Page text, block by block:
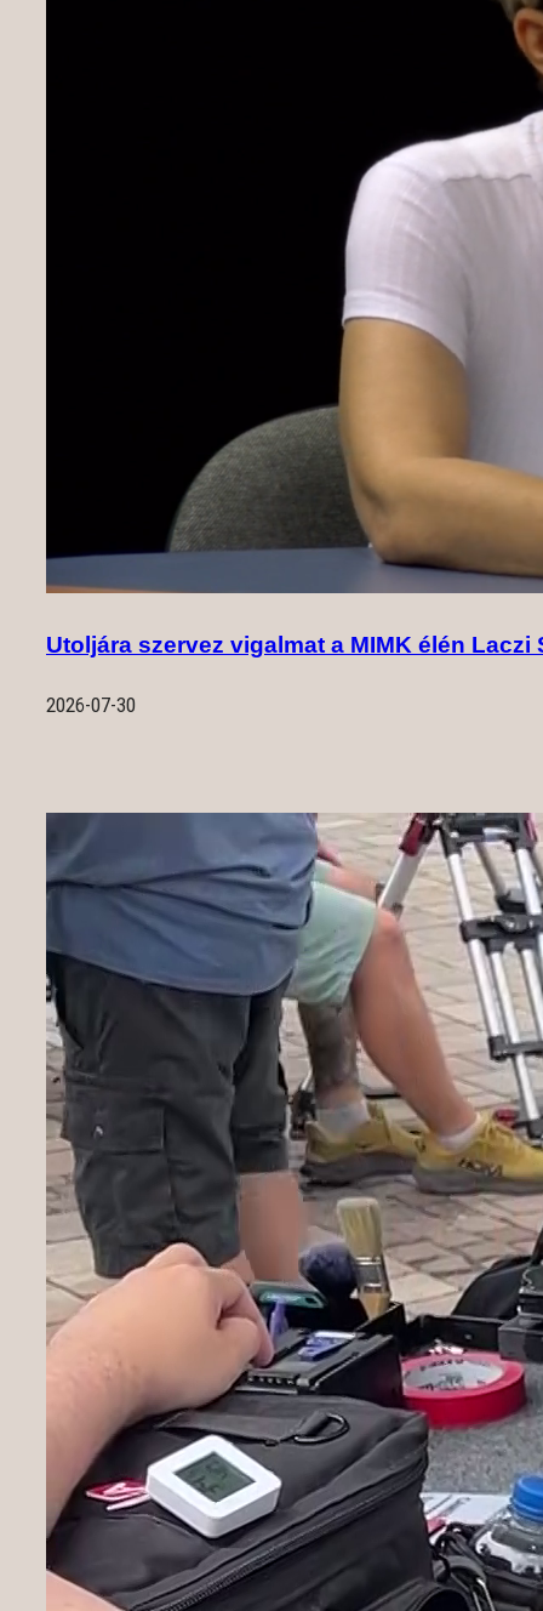
Utoljára szervez vigalmat a MIMK élén
2026-07-30